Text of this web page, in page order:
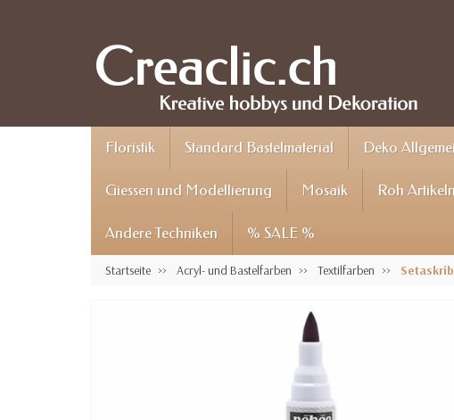
Floristik Standard Bastelmaterial Deko
Giessen und Modellierung Mosaik Roh
Andere Techniken % SALE %
Startseite Acryl- und Bastelfarben Textilfarben